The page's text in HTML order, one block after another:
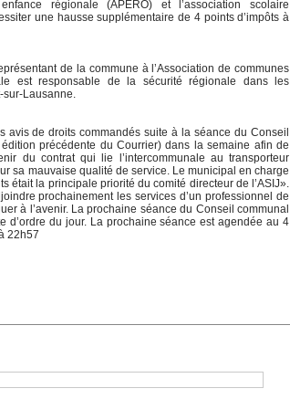
régionale (APERO) et l’association scolaire
une hausse supplémentaire de 4 points d’impôts à
de la commune à l’Association de communes
est responsable de la sécurité régionale dans les
sur-Lausanne.
avis de droits commandés suite à la séance du Conseil
précédente du Courrier) dans la semaine afin de
du contrat qui lie l’intercommunale au transporteur
sa mauvaise qualité de service. Le municipal en charge
était la principale priorité du comité directeur de l’ASIJ».
prochainement les services d’un professionnel de
à l’avenir. La prochaine séance du Conseil communal
d’ordre du jour. La prochaine séance est agendée au 4
22h57